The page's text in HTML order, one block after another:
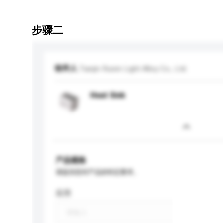
步骤二
收件人 Tianjin Ruixin Light Alloy Co., Ltd.
Heat Sink
产品规格